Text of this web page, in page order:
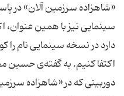
«شاهزاده سرزمین آلان» در
سینمایی نیز با همین
دارد در نسخه سینمایی نام را
اكتفا كنیم. به گفته‌ی حسین
دوربینی كه در «شاهزاده